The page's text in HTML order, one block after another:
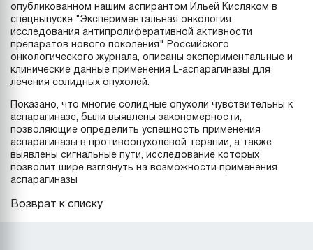
опубликованном нашим аспирантом Ильей Кисляком в
спецвыпуске "Экспериментальная онкология:
исследования антипролиферативной активности
препаратов нового поколения" Российского
онкологического журнала, описаны экспериментальные и
клинические данные применения L-аспарагиназы для
лечения солидных опухолей.
Показано, что многие солидные опухоли чувствительны к
аспарагиназе, были выявлены закономерности,
позволяющие определить успешность применения
аспарагиназы в противоопухолевой терапии, а также
выявлены сигнальные пути, исследование которых
позволит шире взглянуть на возможности применения
аспарагиназы
Возврат к списку